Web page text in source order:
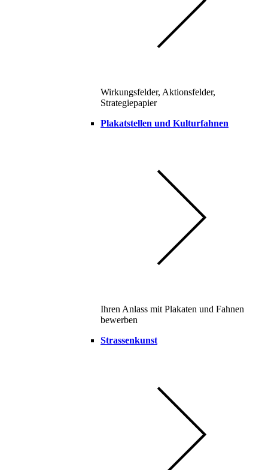
Wirkungsfelder, Aktionsfelder,
Strategiepapier
Plakatstellen und Kulturfahnen
Ihren Anlass mit Plakaten und Fahnen
bewerben
Strassenkunst